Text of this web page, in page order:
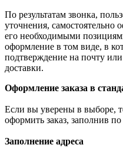
По результатам звонка,
уточнения, самостоятельно
его необходимыми
оформление в том виде, в
подтверждение на почту
доставки.
Оформление заказа в
Если вы уверены в выборе,
оформить заказ, заполнив
Заполнение адреса